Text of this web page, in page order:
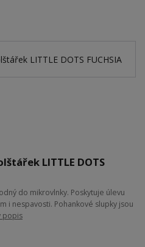
LITTLE DOTS
do mikrovlnky. Poskytuje úlevu
i nespavosti. Pohankové slupky jsou
popis